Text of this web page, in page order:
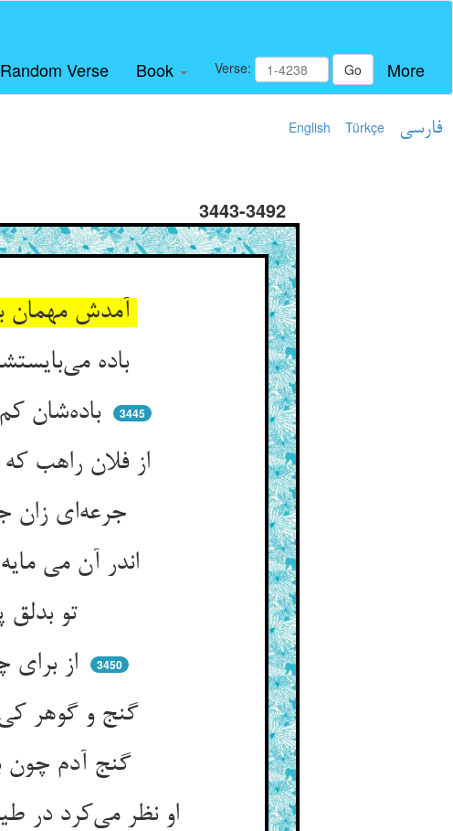
Random Verse Book Verse: Go More
English Türkçe فارسی
3443-3492
باده می‌بایستشان در نظم حال ** باده بود آن وقت ماذون و حلال
باده‌شان کم بود و گفتا ای غلام ** رو سبو پر کن به ما آور مدام
3445
از برای چشم بد مردود شد ** وز برون آن لعل دودآلود شد
3450
گنج و گوهر کی میان خانه‌هاست ** گنجها پیوسته در ویرانه‌هاست
گنج آدم چون بویران بد دفین ** گشت طینش چشم‌بند آن لعین
او نظر می‌کرد در طین سست سست ** جان همی‌گفتش که طینم سد تست